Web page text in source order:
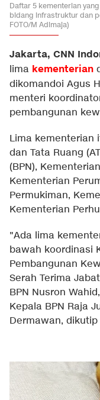
Daftar 5 kementerian
bidang infrastruktur dan
FOTO/M Adimaja)
Jakarta, CNN
lima kementerian
dikomandoi Agus
menteri
pembangunan
Lima kementerian
dan Tata Ruang
(BPN),
Kementerian
Permukiman,
Kementerian
"Ada lima
bawah koordinasi
Pembangunan
Serah Terima
BPN Nusron
Kepala BPN Raja
Dermawan, dikutip